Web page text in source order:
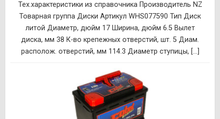
Тех.характеристики из справочника Производитель NZ
Товарная группа Диски Артикул WHS077590 Тип Диск
литой Диаметр, дюйм 17 Ширина, дюйм 6.5 Вылет
диска, мм 38 К-во крепежных отверстий, шт. 5 Диам.
располож. отверстий, мм 114.3 Диаметр ступицы, [...]